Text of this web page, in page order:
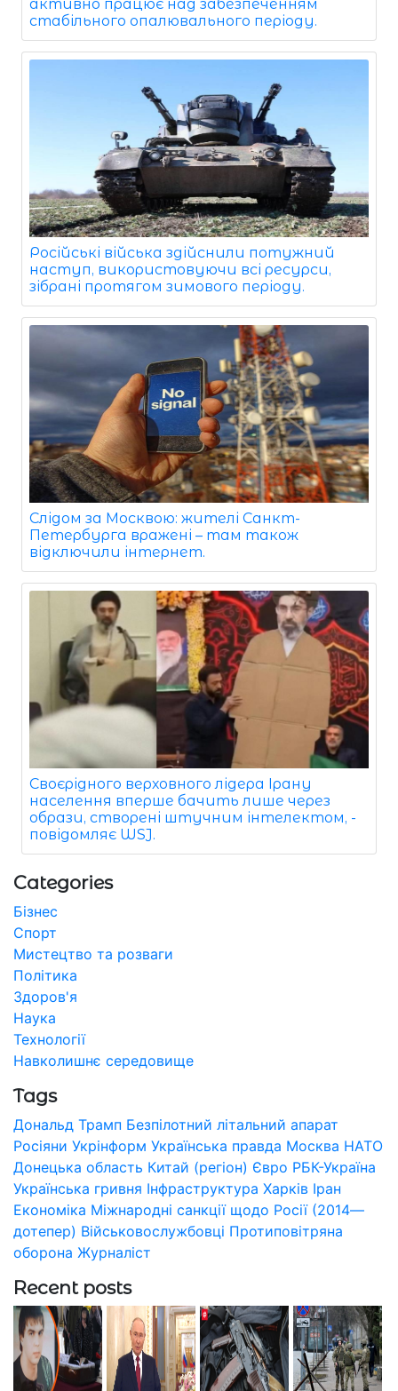
активно працює над забезпеченням
стабільного опалювального періоду.
Російські війська здійснили потужний
наступ, використовуючи всі ресурси,
зібрані протягом зимового періоду.
Слідом за Москвою: жителі Санкт-
Петербурга вражені – там також
відключили інтернет.
Своєрідного верховного лідера Ірану
населення вперше бачить лише через
образи, створені штучним інтелектом, -
повідомляє WSJ.
Categories
Бізнес
Спорт
Мистецтво та розваги
Політика
Здоров'я
Наука
Технології
Навколишнє середовище
Tags
Дональд Трамп Безпілотний літальний апарат
Росіяни Укрінформ Українська правда Москва НАТО
Донецька область Китай (регіон) Євро РБК-Україна
Українська гривня Інфраструктура Харків Іран
Економіка Міжнародні санкції щодо Росії (2014—
дотепер) Військовослужбовці Протиповітряна
оборона Журналіст
Recent posts